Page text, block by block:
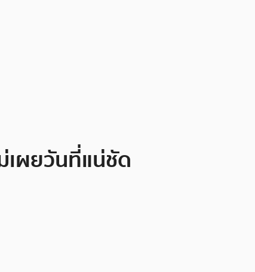
เผยวันที่แน่ชัด